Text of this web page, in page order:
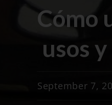
Cómo
usos
September 7,